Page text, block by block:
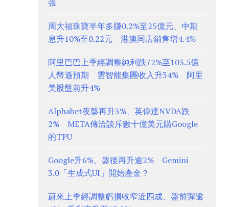
張
周大福珠寶半年多賺0.2%至25億元、中期
息升10%至0.22元 港澳同店銷售增4.4%
阿里巴巴上季經調整純利跌72%至103.5億
人幣遜預期 雲智能集團收入升34% 阿里
美股盤前升4%
Alphabet夜盤再升3%、英偉達NVDA跌
2% META傳洽談斥數十億美元購Google
的TPU
Google升6%、盤後再升逾2% Gemini
3.0「生成式UI」開始產金？
蔚來上季經調整虧損收窄近四成、盤前彈逾